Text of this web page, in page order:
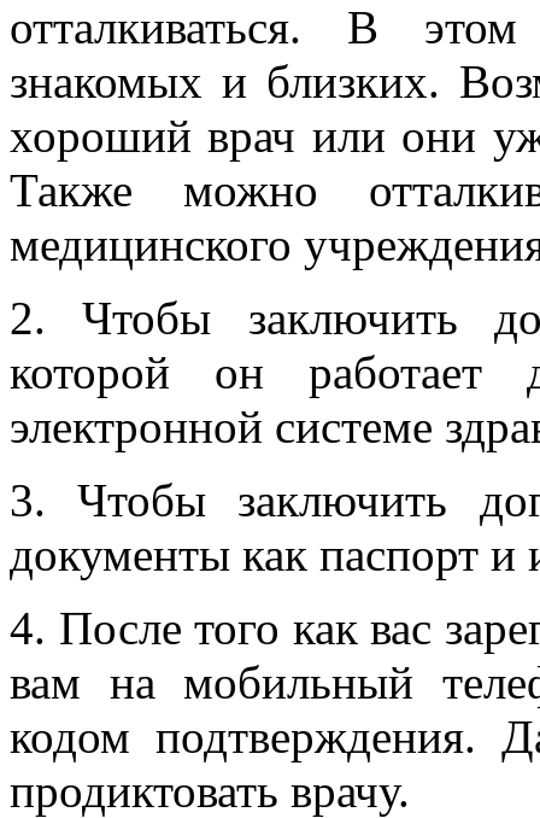
отталкиваться. В
знакомых и близких.
хороший врач или они
Также можно
медицинского
2.
Чтобы заключить
которой он
электронной системе
3.
Чтобы заключить
документы как паспорт
4. После того как вас
вам на мобильный
кодом подтверждения.
продиктовать врачу.